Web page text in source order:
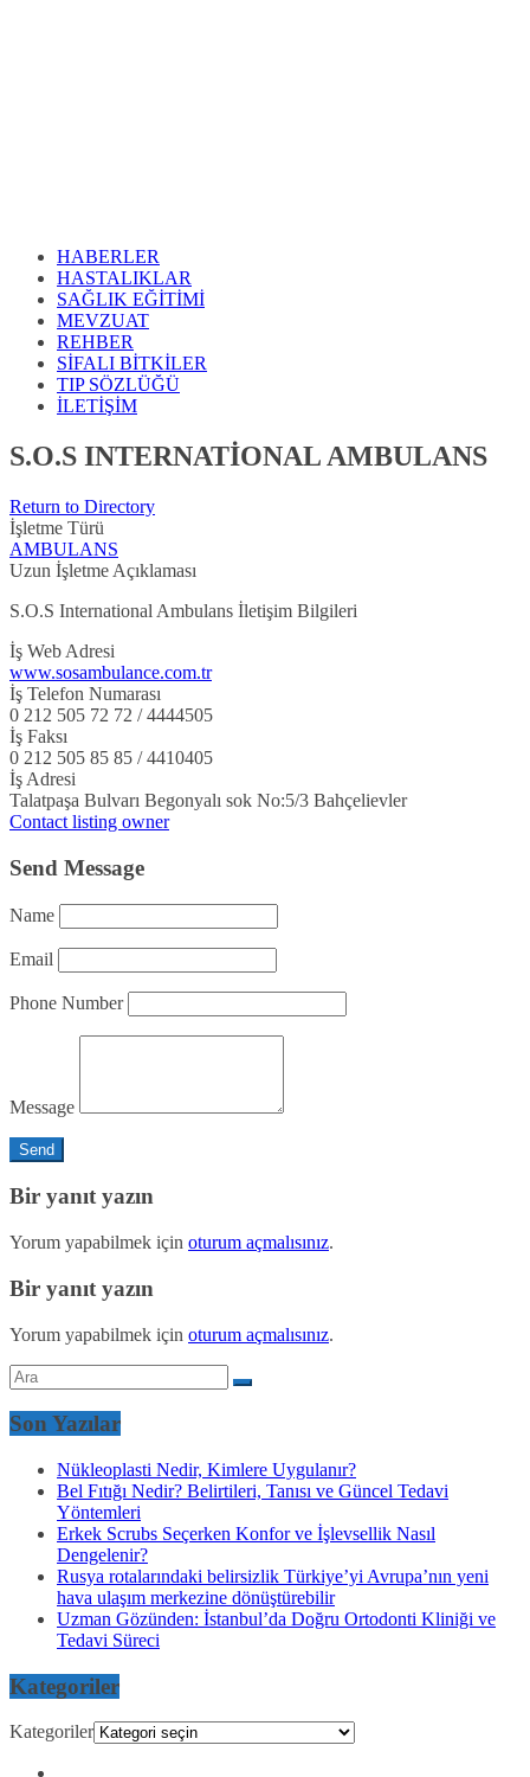
HABERLER
HASTALIKLAR
SAĞLIK EĞİTİMİ
MEVZUAT
REHBER
SİFALI BİTKİLER
TIP SÖZLÜĞÜ
İLETİŞİM
S.O.S INTERNATİONAL AMBULANS
Return to Directory
İşletme Türü
AMBULANS
Uzun İşletme Açıklaması
S.O.S International Ambulans İletişim Bilgileri
İş Web Adresi
www.sosambulance.com.tr
İş Telefon Numarası
0 212 505 72 72 / 4444505
İş Faksı
0 212 505 85 85 / 4410405
İş Adresi
Talatpaşa Bulvarı Begonyalı sok No:5/3 Bahçelievler
Contact listing owner
Send Message
Name
Email
Phone Number
Message
Bir yanıt yazın
Yorum yapabilmek için oturum açmalısınız.
Bir yanıt yazın
Yorum yapabilmek için oturum açmalısınız.
Son Yazılar
Nükleoplasti Nedir, Kimlere Uygulanır?
Bel Fıtığı Nedir? Belirtileri, Tanısı ve Güncel Tedavi
Yöntemleri
Erkek Scrubs Seçerken Konfor ve İşlevsellik Nasıl
Dengelenir?
Rusya rotalarındaki belirsizlik Türkiye’yi Avrupa’nın yeni
hava ulaşım merkezine dönüştürebilir
Uzman Gözünden: İstanbul’da Doğru Ortodonti Kliniği ve
Tedavi Süreci
Kategoriler
Kategoriler